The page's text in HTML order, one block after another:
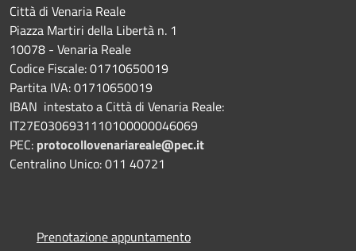
Città di Venaria Reale
Piazza Martiri della Libertà n. 1
10078 - Venaria Reale
Codice Fiscale: 01710650019
Partita IVA: 01710650019
IBAN intestato a Città di Venaria Reale:
IT27E0306931110100000046069
PEC: protocollovenariareale@pec.it
Centralino Unico: 011 40721
Prenotazione appuntamento